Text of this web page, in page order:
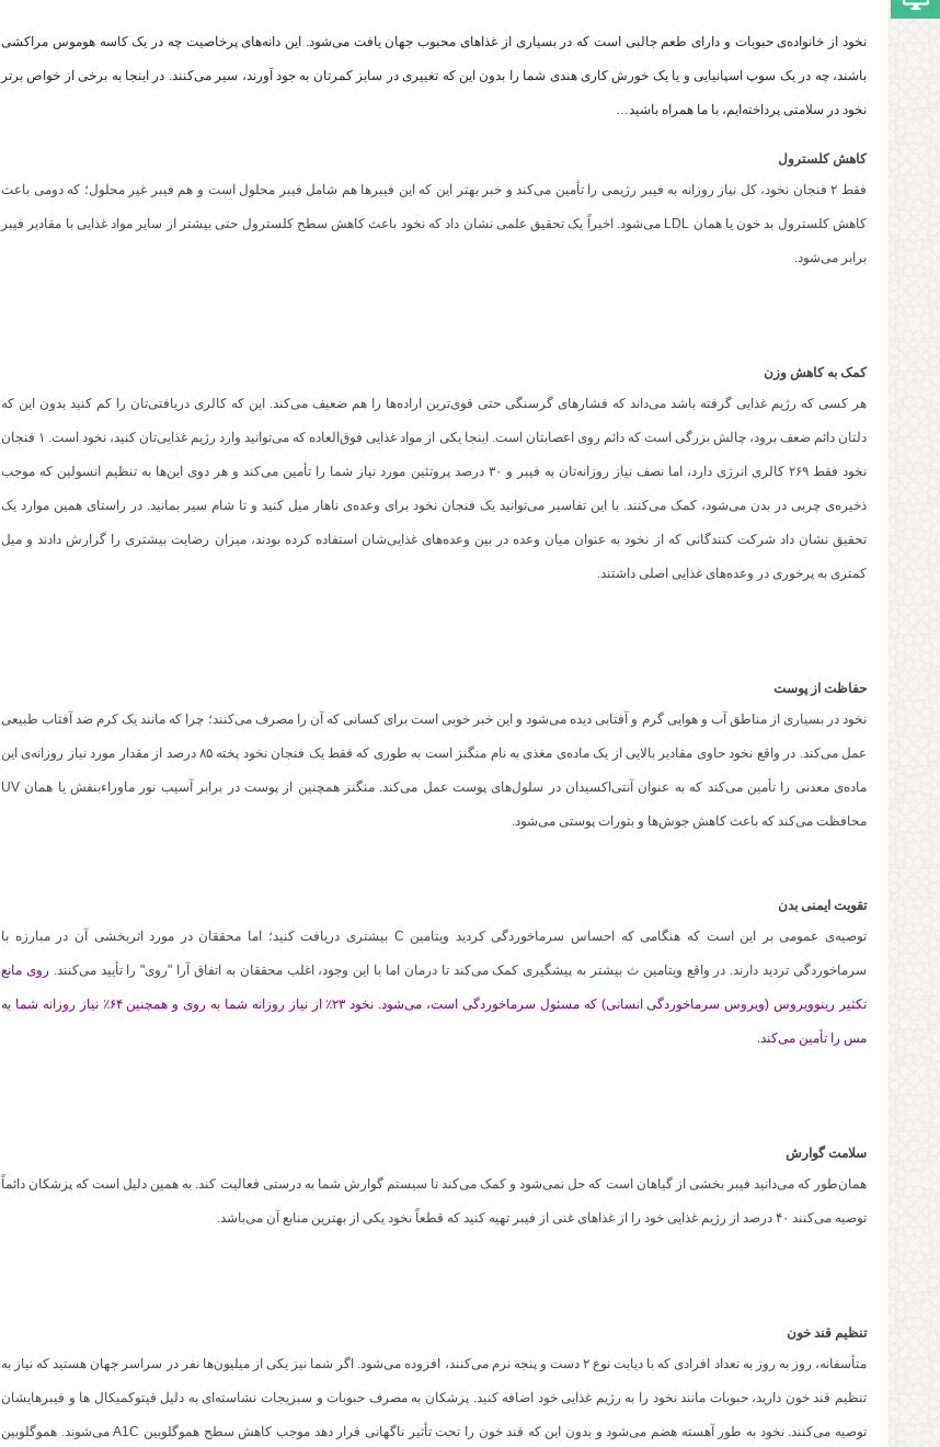
نخود از خانواده‌ی حبوبات و دارای طعم جالبی است که در بسیاری از غذاهای محبوب جهان یافت می‌شود. این دانه‌های پرخاصیت چه در یک کاسه هوموس مراکشی
باشند، چه در یک سوپ اسپانیایی و یا یک خورش کاری هندی شما را بدون این که تغییری در سایز کمرتان به جود آورند، سیر می‌کنند. در اینجا به برخی از خواص برتر
نخود در سلامتی پرداخته‌ایم، با ما همراه باشید…
کاهش کلسترول
فقط ۲ فنجان نخود، کل نیاز روزانه به فیبر رژیمی را تأمین می‌کند و خبر بهتر این که این فیبرها هم شامل فیبر محلول است و هم فیبر غیر محلول؛ که دومی باعث
کاهش کلسترول بد خون یا همان LDL می‌شود. اخیراً یک تحقیق علمی نشان داد که نخود باعث کاهش سطح کلسترول حتی بیشتر از سایر مواد غذایی با مقادیر فیبر
برابر می‌شود.
کمک به کاهش وزن
هر کسی که رژیم غذایی گرفته باشد می‌داند که فشارهای گرسنگی حتی قوی‌ترین اراده‌ها را هم ضعیف می‌کند. این که کالری دریافتی‌تان را کم کنید بدون این که
دلتان دائم ضعف برود، چالش بزرگی است که دائم روی اعصابتان است. اینجا یکی از مواد غذایی فوق‌العاده که می‌توانید وارد رژیم غذایی‌تان کنید، نخود است. ۱ فنجان
نخود فقط ۲۶۹ کالری انرژی دارد، اما نصف نیاز روزانه‌تان به فیبر و ۳۰ درصد پروتئین مورد نیاز شما را تأمین می‌کند و هر دوی این‌ها به تنظیم انسولین که موجب
ذخیره‌ی چربی در بدن می‌شود، کمک می‌کنند. با این تفاسیر می‌توانید یک فنجان نخود برای وعده‌ی ناهار میل کنید و تا شام سیر بمانید. در راستای همین موارد یک
تحقیق نشان داد شرکت کنندگانی که از نخود به عنوان میان وعده در بین وعده‌های غذایی‌شان استفاده کرده بودند، میزان رضایت بیشتری را گزارش دادند و میل
کمتری به پرخوری در وعده‌های غذایی اصلی داشتند.
حفاظت از پوست
نخود در بسیاری از مناطق آب و هوایی گرم و آفتابی دیده می‌شود و این خبر خوبی است برای کسانی که آن را مصرف می‌کنند؛ چرا که مانند یک کرم ضد آفتاب طبیعی
عمل می‌کند. در واقع نخود حاوی مقادیر بالایی از یک ماده‌ی مغذی به نام منگنز است به طوری که فقط یک فنجان نخود پخته ۸۵ درصد از مقدار مورد نیاز روزانه‌ی این
ماده‌ی معدنی را تأمین می‌کند که به عنوان آنتی‌اکسیدان در سلول‌های پوست عمل می‌کند. منگنز همچنین از پوست در برابر آسیب نور ماوراءبنفش یا همان UV
محافظت می‌کند که باعث کاهش جوش‌ها و بثورات پوستی می‌شود.
تقویت ایمنی بدن
توصیه‌ی عمومی بر این است که هنگامی که احساس سرماخوردگی کردید ویتامین C بیشتری دریافت کنید؛ اما محققان در مورد اثربخشی آن در مبارزه با
سرماخوردگی تردید دارند. در واقع ویتامین ث بیشتر به پیشگیری کمک می‌کند تا درمان اما با این وجود، اغلب محققان به اتفاق آرا "روی" را تأیید می‌کنند. روی مانع
تکثیر رینوویروس (ویروس سرماخوردگی انسانی) که مسئول سرماخوردگی است، می‌شود. نخود ۲۳٪ از نیاز روزانه شما به روی و همچنین ۶۴٪ نیاز روزانه شما به
مس را تأمین می‌کند.
سلامت گوارش
همان‌طور که می‌دانید فیبر بخشی از گیاهان است که حل نمی‌شود و کمک می‌کند تا سیستم گوارش شما به درستی فعالیت کند. به همین دلیل است که پزشکان دائماً
توصیه می‌کنند ۴۰ درصد از رژیم غذایی خود را از غذاهای غنی از فیبر تهیه کنید که قطعاً نخود یکی از بهترین منابع آن می‌باشد.
تنظیم قند خون
متأسفانه، روز به روز به تعداد افرادی که با دیابت نوع ۲ دست و پنجه نرم می‌کنند، افزوده می‌شود. اگر شما نیز یکی از میلیون‌ها نفر در سراسر جهان هستید که نیاز به
تنظیم قند خون دارید، حبوبات مانند نخود را به رژیم غذایی خود اضافه کنید. پزشکان به مصرف حبوبات و سبزیجات نشاسته‌ای به دلیل فیتوکمیکال ها و فیبرهایشان
توصیه می‌کنند. نخود به طور آهسته هضم می‌شود و بدون این که قند خون را تحت تأثیر ناگهانی قرار دهد موجب کاهش سطح هموگلوبین A1C می‌شوند. هموگلوبین